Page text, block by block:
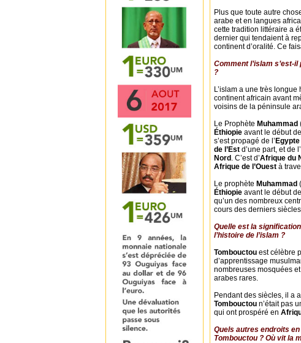
Plus que toute autre
arabe et en langues
cette tradition littéraire a
dernier qui tendaient à
continent d’oralité. Ce
Comment l’islam s’est-
?
L’islam a une très longue
continent africain avant
voisins de la péninsule
Le Prophète Muhammad
Éthiopie avant le début
s’est propagé de l’ Egypte
de l’Est d’une part, et de l’
Nord . C’est d’Afrique du
Afrique de l’Ouest à
Le prophète Muhammad
Éthiopie avant le début
qu’un des nombreux
cours des derniers
Quelle est la
l’histoire de l’islam ?
Tombouctou est célèbre
d’apprentissage
nombreuses mosquées
arabes rares.
Pendant des siècles, il a
Tombouctou n’était pas
qui ont prospéré en
Quels autres endroits
Tombouctou ? Où vit la